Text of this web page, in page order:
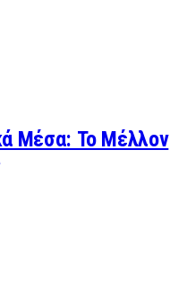
Μέσα: Το Μέλλον